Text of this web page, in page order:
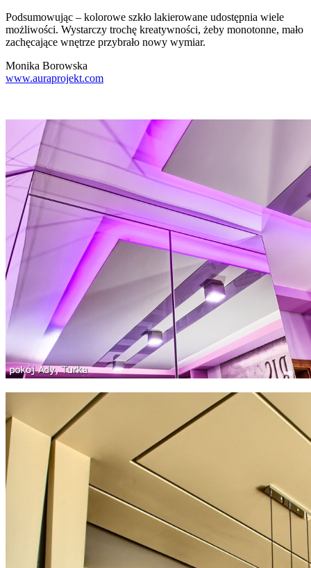
Podsumowując – kolorowe szkło lakierowane udostępnia wiele
możliwości. Wystarczy trochę kreatywności, żeby monotonne, mało
zachęcające wnętrze przybrało nowy wymiar.
Monika Borowska
www.auraprojekt.com